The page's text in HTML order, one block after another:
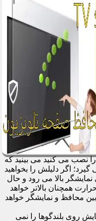
نصب می کنید می بینید که
اگر دلیلش را بخواهید
نمایشگر بالا می رود و حال
همچنان بالاتر خواهد
محافظ و نمایشگر خواهد
روی بلندگوها را نمی